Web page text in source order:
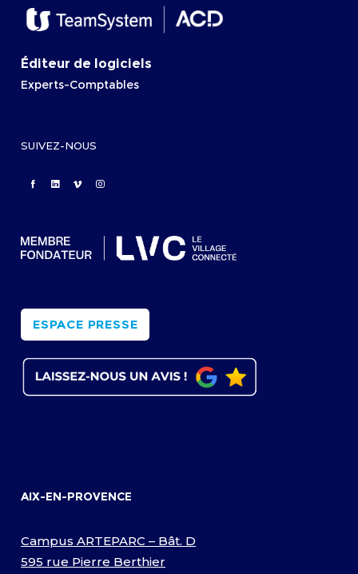
Éditeur de logiciels
Experts-Comptables
SUIVEZ-NOUS
ESPACE PRESSE
AIX-EN-PROVENCE
Campus ARTEPARC – Bât. D
595 rue Pierre Berthier